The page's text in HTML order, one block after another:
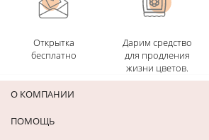
Открытка
бесплатно
Дарим средство
для продления
жизни цветов.
О КОМПАНИИ
ПОМОЩЬ